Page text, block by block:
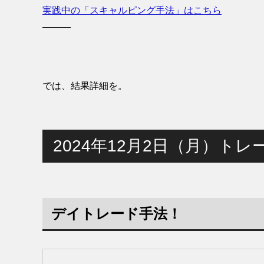
実践中の「スキャルピング手法」はこちら
———
では、結果詳細を。
2024年12月2日（月）トレ
デイトレード手法！